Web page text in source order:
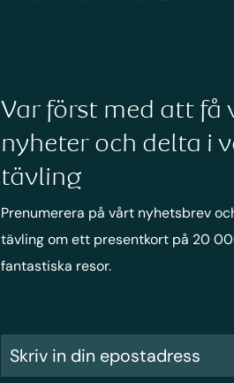
Var först med att få
nyheter och delta i
tävling
Prenumerera på vårt nyhetsbrev
tävling om ett presentkort på 20
fantastiska resor.